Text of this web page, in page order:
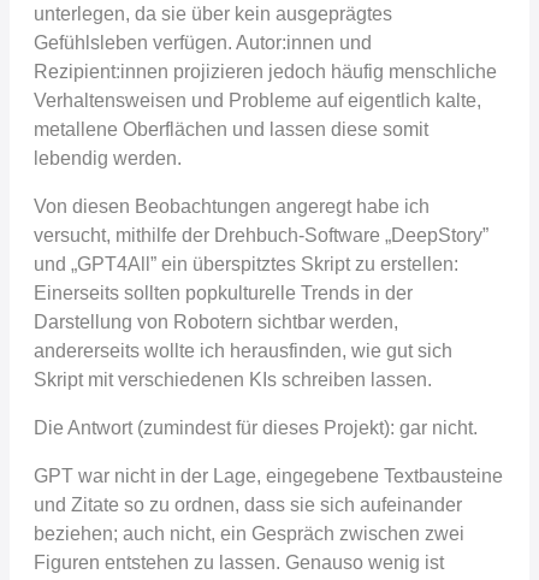
unterlegen, da sie über kein ausgeprägtes
Gefühlsleben verfügen. Autor:innen und
Rezipient:innen projizieren jedoch häufig menschliche
Verhaltensweisen und Probleme auf eigentlich kalte,
metallene Oberflächen und lassen diese somit
lebendig werden.
Von diesen Beobachtungen angeregt habe ich
versucht, mithilfe der Drehbuch-Software „DeepStory”
und „GPT4All” ein überspitztes Skript zu erstellen:
Einerseits sollten popkulturelle Trends in der
Darstellung von Robotern sichtbar werden,
andererseits wollte ich herausfinden, wie gut sich
Skript mit verschiedenen KIs schreiben lassen.
Die Antwort (zumindest für dieses Projekt): gar nicht.
GPT war nicht in der Lage, eingegebene Textbausteine
und Zitate so zu ordnen, dass sie sich aufeinander
beziehen; auch nicht, ein Gespräch zwischen zwei
Figuren entstehen zu lassen. Genauso wenig ist